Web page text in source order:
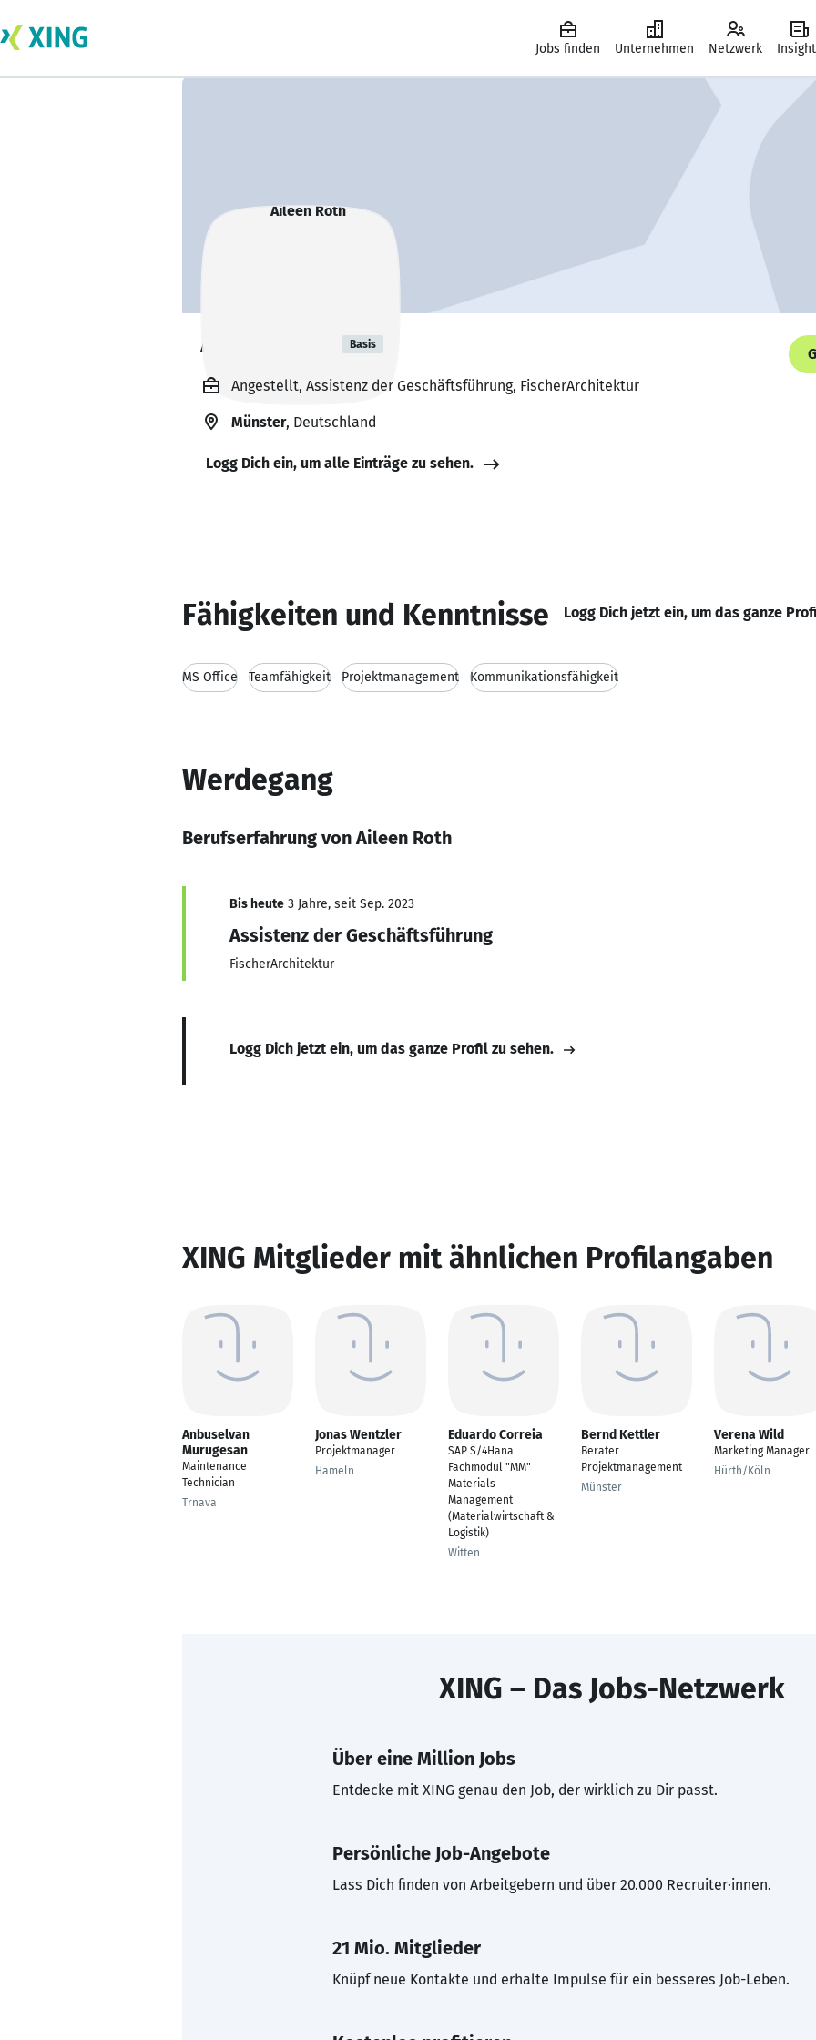
Jobs finden Unternehmen Netzwerk
Aileen Roth Basis
Angestellt, Assistenz der Geschäftsführung, FischerArchitektur
Münster, Deutschland
Logg Dich ein, um alle Einträge zu sehen.
Fähigkeiten und Kenntnisse Logg Dich jetzt ein, um das ganze
MS Office Teamfähigkeit Projektmanagement Kommunikationsfähigkeit
Werdegang
Berufserfahrung von Aileen Roth
Bis heute 3 Jahre, seit Sep. 2023
Assistenz der Geschäftsführung
FischerArchitektur
Logg Dich jetzt ein, um das ganze Profil zu sehen.
XING Mitglieder mit ähnlichen Profilangaben
Anbuselvan
Murugesan
Maintenance
Technician
Trnava
Jonas Wentzler
Projektmanager
Hameln
Eduardo Correia
SAP S/4Hana
Fachmodul "MM"
Materials
Management
(Materialwirtschaft &
Logistik)
Witten
Bernd Kettler
Berater
Projektmanagement
Münster
Verena Wild
Marketing Manager
Hürth/Köln
XING – Das Jobs-Netzwerk
Über eine Million Jobs
Entdecke mit XING genau den Job, der wirklich zu Dir passt.
Persönliche Job-Angebote
Lass Dich finden von Arbeitgebern und über 20.000 Recruiter·innen.
21 Mio. Mitglieder
Knüpf neue Kontakte und erhalte Impulse für ein besseres Job-Leben.